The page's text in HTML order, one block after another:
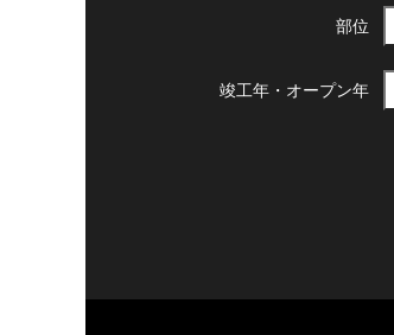
部位
竣工年・ オープン年